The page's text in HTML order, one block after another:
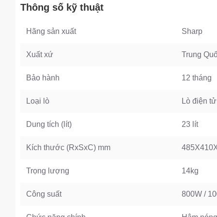
Thông số kỹ thuật
Hãng sản xuất Sharp
Xuất xứ Trung
Bảo hành 12 tháng
Loại lò Lò điện tử
Dung tích (lít) 23 lít
Kích thước (RxSxC) mm
Trọng lượng 14kg
Công suất 800W /